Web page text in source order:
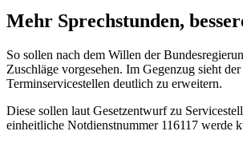
Mehr Sprechstunden,
So sollen nach dem Willen der
Zuschläge vorgesehen. Im Gegenzug sieht
Terminservicestellen deutlich zu erweitern.
Diese sollen laut Gesetzentwurf zu
einheitliche Notdienstnummer 116117 werde